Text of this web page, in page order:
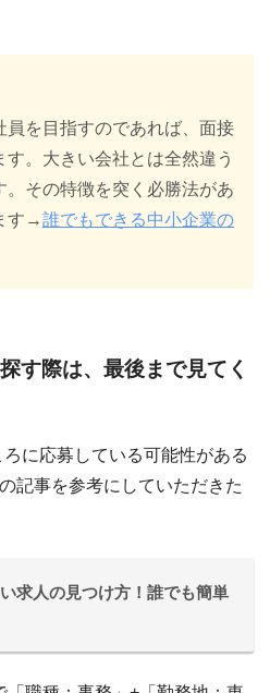
員を目指すのであれば、面接
。大きい会社とは全然違う
その特徴を突く必勝法があ
す→誰でもできる中小企業の
す際は、最後まで見てく
に応募している可能性がある
記事を参考にしていただきた
求人の見つけ方！誰でも簡単